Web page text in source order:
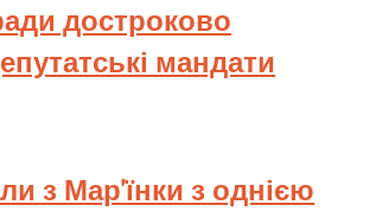
достроково
мандати
з Мар'їнки з однією